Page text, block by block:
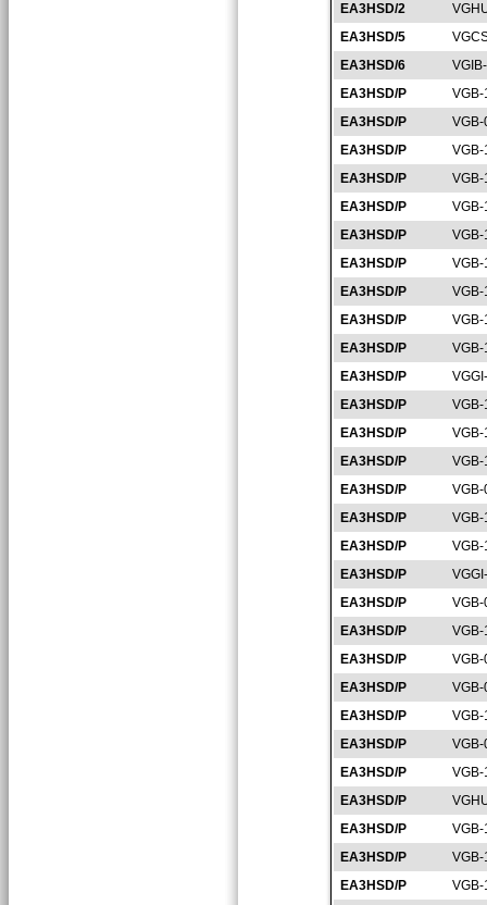
EA3HSD/2
EA3HSD/5
EA3HSD/6
EA3HSD/P
EA3HSD/P
EA3HSD/P
EA3HSD/P
EA3HSD/P
EA3HSD/P
EA3HSD/P
EA3HSD/P
EA3HSD/P
EA3HSD/P
EA3HSD/P
EA3HSD/P
EA3HSD/P
EA3HSD/P
EA3HSD/P
EA3HSD/P
EA3HSD/P
EA3HSD/P
EA3HSD/P
EA3HSD/P
EA3HSD/P
EA3HSD/P
EA3HSD/P
EA3HSD/P
EA3HSD/P
EA3HSD/P
EA3HSD/P
EA3HSD/P
EA3HSD/P